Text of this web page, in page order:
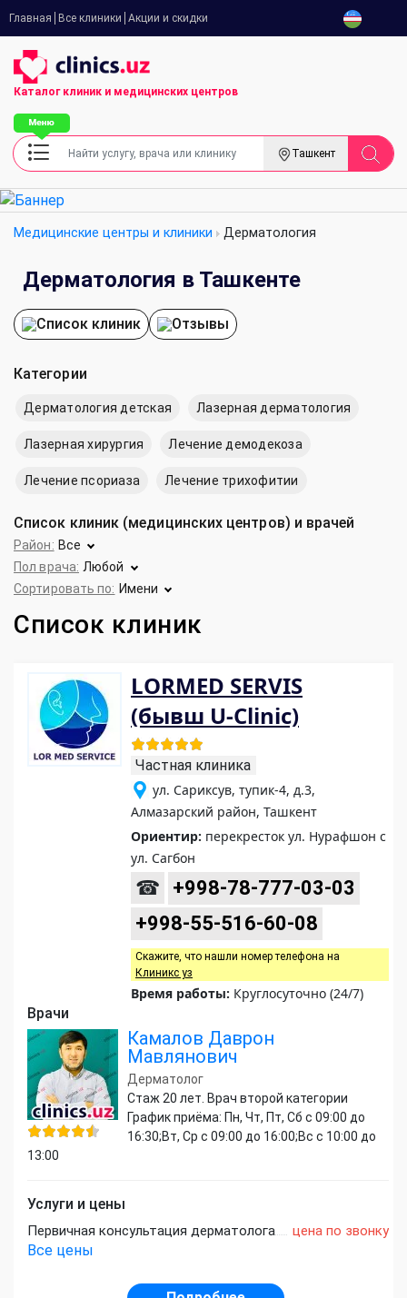
Главная Все клиники Акции и скидки
Каталог клиник и медицинских центров
Ташкент
Медицинские центры и клиники Дерматология
Дерматология в Ташкенте
Список клиник Отзывы
Категории
Дерматология детская Лазерная дерматология
Лазерная хирургия Лечение демодекоза
Лечение псориаза Лечение трихофитии
Список клиник (медицинских центров) и врачей
Район: Все
Пол врача: Любой
Сортировать по: Имени
Список клиник
LORMED SERVIS
(бывш U-Clinic)
Частная клиника
ул. Сариксув, тупик-4, д.3,
Алмазарский район, Ташкент
Ориентир: перекресток ул. Нурафшон с
ул. Сагбон
☎
+998-78-777-03-03
+998-55-516-60-08
Скажите, что нашли номер телефона на
Клиникс уз
Время работы: Круглосуточно (24/7)
Врачи
Камалов Даврон
Мавлянович
Дерматолог
Стаж 20 лет. Врач второй категории
График приёма: Пн, Чт, Пт, Сб с 09:00 до
16:30;Вт, Ср с 09:00 до 16:00;Вс с 10:00 до
13:00
Услуги и цены
Первичная консультация дерматолога цена по звонку
Все цены